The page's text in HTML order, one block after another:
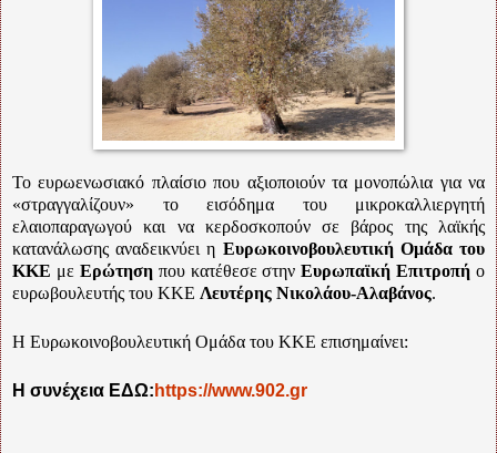
Το ευρωενωσιακό πλαίσιο που αξιοποιούν τα μονοπώλια για να
«στραγγαλίζουν» το εισόδημα του μικροκαλλιεργητή
ελαιοπαραγωγού και να κερδοσκοπούν σε βάρος της λαϊκής
κατανάλωσης αναδεικνύει η Ευρωκοινοβουλευτική Ομάδα του
ΚΚΕ με Ερώτησηπου κατέθεσε στηνΕυρωπαϊκή Επιτροπή ο
ευρωβουλευτής του ΚΚΕ Λευτέρης Νικολάου-Αλαβάνος.
Η Ευρωκοινοβουλευτική Ομάδα του ΚΚΕ επισημαίνει:
Η συνέχεια ΕΔΩ: https://www.902.gr